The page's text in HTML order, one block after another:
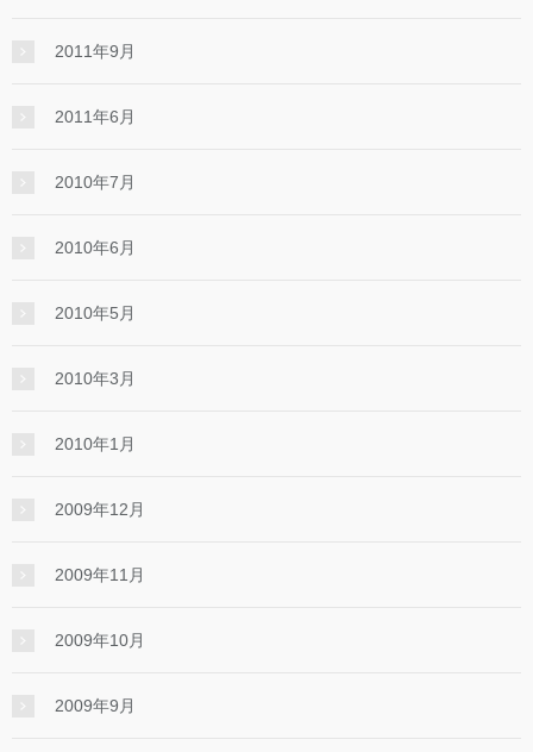
2011年9月
2011年6月
2010年7月
2010年6月
2010年5月
2010年3月
2010年1月
2009年12月
2009年11月
2009年10月
2009年9月